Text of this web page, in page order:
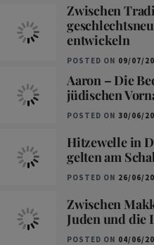
Zwischen
entwickeln
POSTED ON 09/07/
Aaron – Die
jüdischen
POSTED ON 30/06/
Hitzewelle in
gelten am
POSTED ON 26/06/
Zwischen
Juden und die
POSTED ON 04/06/